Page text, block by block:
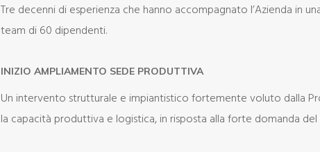
Tre decenni di esperienza che hanno accompagnato l’Azienda in
team di 60 dipendenti.
INIZIO AMPLIAMENTO SEDE PRODUTTIVA
Un intervento strutturale e impiantistico fortemente voluto dalla
la capacità produttiva e logistica, in risposta alla forte domanda